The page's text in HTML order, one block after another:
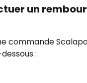
un
commande
: